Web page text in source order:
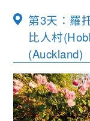
第3天：羅
比人村
(Auckland)